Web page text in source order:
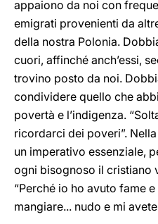
appaiono da noi con
emigrati provenienti da
della nostra Polonia.
cuori, affinché anch’essi,
trovino posto da noi.
condividere quello che
povertà e l’indigenza.
ricordarci dei poveri”.
un imperativo essenziale,
ogni bisognoso il cristiano
“Perché io ho avuto fame
mangiare... nudo e mi